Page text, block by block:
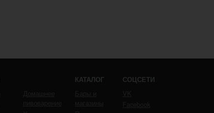
КАТАЛОГ СОЦСЕТИ